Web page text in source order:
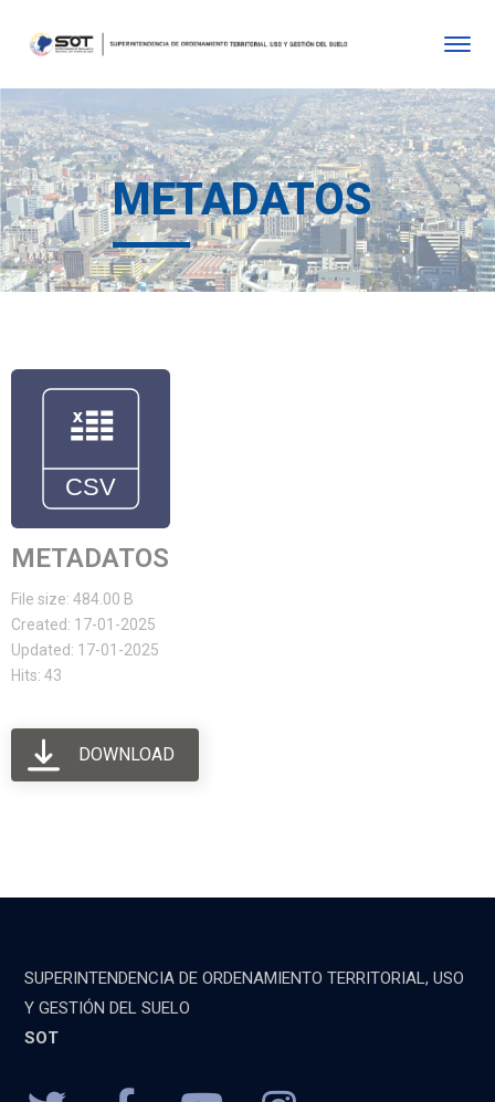
METADATOS
METADATOS
File size: 484.00 B
Created: 17-01-2025
Updated: 17-01-2025
Hits: 43
DOWNLOAD
SUPERINTENDENCIA DE ORDENAMIENTO TERRITORIAL, USO
Y GESTIÓN DEL SUELO
SOT